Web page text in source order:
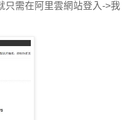
只需在阿里雲網站登入->我